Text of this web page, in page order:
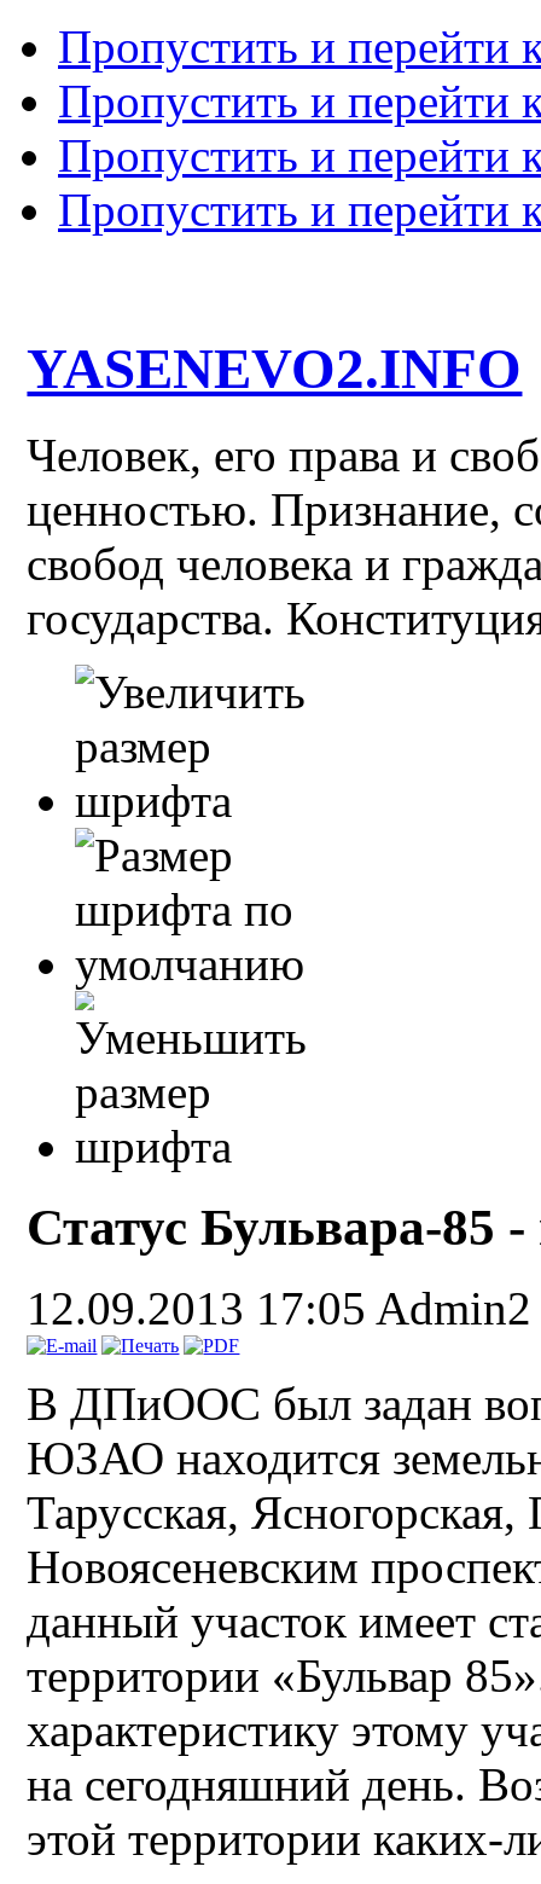
Пропустить и перейти
Пропустить и перейти
Пропустить и перейти
Пропустить и перейти
YASENEVO2.INFO
Человек, его права и
ценностью. Признание,
свобод человека и
государства.
Статус Бульвара-85
12.09.2013 17:05 Admin2
В ДПиООС был задан
ЮЗАО находится
Тарусская, Ясногорская,
Новоясеневским
данный участок имеет
территории «Бульвар
характеристику этому
на сегодняшний день.
этой территории каких-